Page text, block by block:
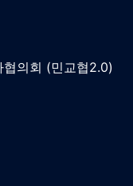
의회 (민교협2.0)